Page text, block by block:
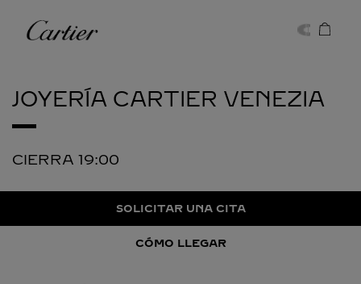
Cartier
JOYERÍA CARTIER VENEZIA
CIERRA 19:00
SOLICITAR UNA CITA
CÓMO LLEGAR